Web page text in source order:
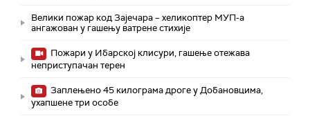
Велики пожар код Зајечара – хеликоптер МУП-а
ангажован у гашењу ватрене стихије
Пожари у Ибарској клисури, гашење отежава
неприступачан терен
Заплењено 45 килограма дроге у Добановцима,
ухапшене три особе